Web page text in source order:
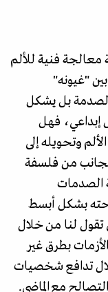
معالجة فنية للألم
"غيونه"
بل يشكل
إبداعي، فهل
وتحويله إلى
من فلسفة
الصدمات
بشكل أبسط
تقول لنا من خلال
بطرق غير
تدافع شخصيات
مع الماضي.